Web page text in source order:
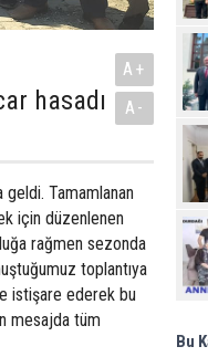
hasadı
A+
A-
geldi. Tamamlanan
için düzenlenen
rağmen sezonda
toplantıya
istişare ederek bu
mesajda tüm
Bu